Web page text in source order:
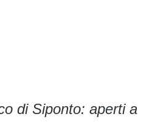
di Siponto: aperti a